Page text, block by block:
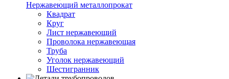
Нержавеющий металлопрокат
Квадрат
Круг
Лист нержавеющий
Проволока нержавеющая
Труба
Уголок нержавеющий
Шестигранник